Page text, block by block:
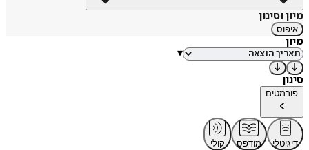
מיון וסינון
איפוס
מיון
▾
סינון
פורמטים
דיגיטלי מודפס
קולי